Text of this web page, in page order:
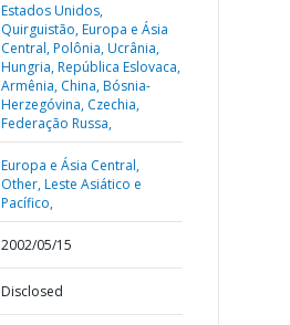
Estados Unidos,
Quirguistão,Europa e Ásia
Central,Polônia,Ucrânia,
Hungria,República Eslovaca,
Armênia, China,Bósnia-
Herzegóvina, Czechia,
Federação Russa,
Europa e Ásia Central,
Other,Leste Asiático e
Pacífico,
2002/05/15
Disclosed